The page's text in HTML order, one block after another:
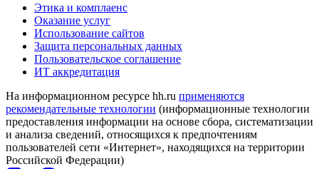
Этика и комплаенс
Оказание услуг
Использование сайтов
Защита персональных данных
Пользовательское соглашение
ИТ аккредитация
На информационном ресурсе hh.ru применяются
рекомендательные технологии (информационные технологии
предоставления информации на основе сбора, систематизации
и анализа сведений, относящихся к предпочтениям
пользователей сети «Интернет», находящихся на территории
Российской Федерации)